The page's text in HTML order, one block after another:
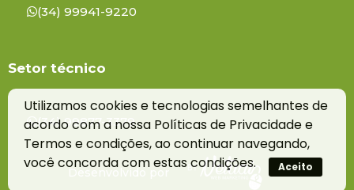
(34) 99941-9220
Setor técnico
(34) 99877-3379
Utilizamos cookies e tecnologias semelhantes de
acordo com a nossa Políticas de Privacidade e
Termos e condições, ao continuar navegando,
você concorda com estas condições.
Aceito